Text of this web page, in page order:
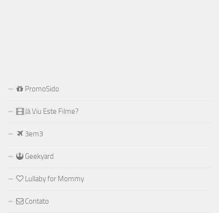
PromoSido
Já Viu Este Filme?
3em3
Geekyard
Lullaby for Mommy
Contato